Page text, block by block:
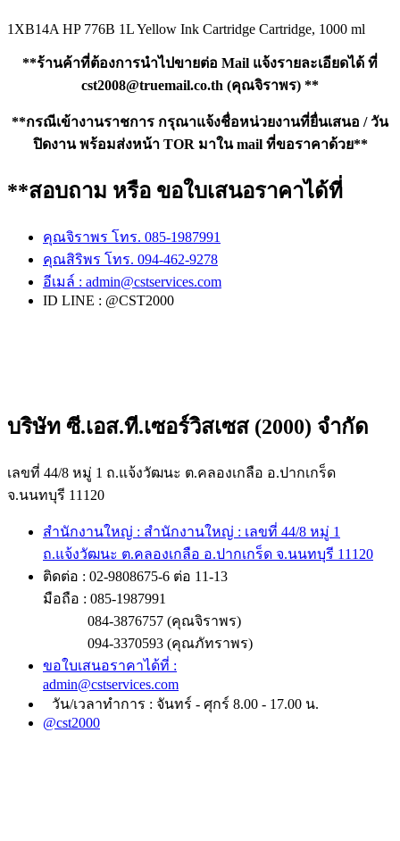
1XB14A HP 776B 1L Yellow Ink Cartridge Cartridge, 1000 ml
**ร้านค้าที่ต้องการนำไปขายต่อ Mail แจ้งรายละเอียดได้ ที่
cst2008@truemail.co.th (คุณจิราพร) **
**กรณีเข้างานราชการ กรุณาแจ้งชื่อหน่วยงานที่ยื่นเสนอ / วัน
ปิดงาน พร้อมส่งหน้า TOR มาใน mail ที่ขอราคาด้วย**
**สอบถาม หรือ ขอใบเสนอราคาได้ที่
คุณจิราพร โทร. 085-1987991
คุณสิริพร โทร. 094-462-9278
อีเมล์ : admin@cstservices.com
ID LINE : @CST2000
บริษัท ซี.เอส.ที.เซอร์วิสเซส (2000) จำกัด
เลขที่ 44/8 หมู่ 1 ถ.แจ้งวัฒนะ ต.คลองเกลือ อ.ปากเกร็ด
จ.นนทบุรี 11120
สำนักงานใหญ่ : สำนักงานใหญ่ : เลขที่ 44/8 หมู่ 1
ถ.แจ้งวัฒนะ ต.คลองเกลือ อ.ปากเกร็ด จ.นนทบุรี 11120
ติดต่อ : 02-9808675-6 ต่อ 11-13
มือถือ : 085-1987991
084-3876757 (คุณจิราพร)
094-3370593 (คุณภัทราพร)
ขอใบเสนอราคาได้ที่ :
admin@cstservices.com
วัน/เวลาทำการ : จันทร์ - ศุกร์ 8.00 - 17.00 น.
@cst2000